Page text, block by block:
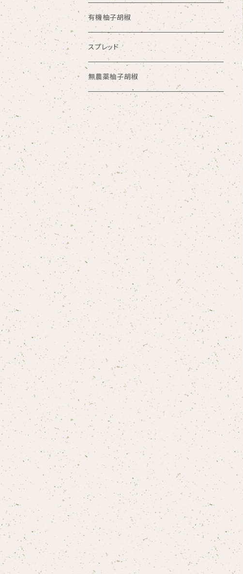
有機柚子胡椒
スプレッド
無農薬柚子胡椒